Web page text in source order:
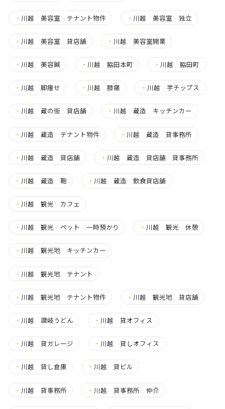
・ 川越 美容室 テナント物件 ・ 川越 美容室 独立
・ 川越 美容室 貸店舗 ・ 川越 美容室開業
・ 川越 美容鍼 ・ 川越 脇田本町 ・ 川越 脇田町
・ 川越 脚痩せ ・ 川越 膝痛 ・ 川越 芋チップス
・ 川越 蔵の街 貸店舗 ・ 川越 蔵造 キッチンカー
・ 川越 蔵造 テナント物件 ・ 川越 蔵造 貸事務所
・ 川越 蔵造 貸店舗 ・ 川越 蔵造 貸店舗 貸事務所
・ 川越 蔵造 鞄 ・ 川越 蔵造 飲食貸店舗
・ 川越 観光 カフェ
・ 川越 観光 ペット 一時預かり ・ 川越 観光 休憩
・ 川越 観光地 キッチンカー
・ 川越 観光地 テナント
・ 川越 観光地 テナント物件 ・ 川越 観光地 貸店舗
・ 川越 讃岐うどん ・ 川越 貸オフィス
・ 川越 貸ガレージ ・ 川越 貸しオフィス
・ 川越 貸し倉庫 ・ 川越 貸ビル
・ 川越 貸事務所 ・ 川越 貸事務所 仲介